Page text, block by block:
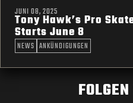
JUNI 08, 2025
Tony Hawk’s Pro
Starts June 8
NEWS ANKÜNDIGUNGEN